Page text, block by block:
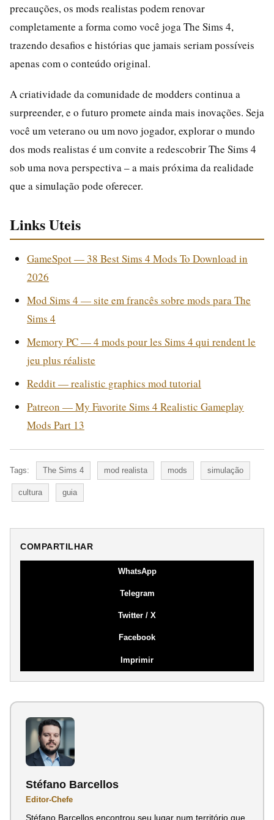
precauções, os mods realistas podem renovar
completamente a forma como você joga The Sims 4,
trazendo desafios e histórias que jamais seriam possíveis
apenas com o conteúdo original.
A criatividade da comunidade de modders continua a
surpreender, e o futuro promete ainda mais inovações. Seja
você um veterano ou um novo jogador, explorar o mundo
dos mods realistas é um convite a redescobrir The Sims 4
sob uma nova perspectiva – a mais próxima da realidade
que a simulação pode oferecer.
Links Uteis
GameSpot — 38 Best Sims 4 Mods To Download in
2026
Mod Sims 4 — site em francês sobre mods para The
Sims 4
Memory PC — 4 mods pour les Sims 4 qui rendent le
jeu plus réaliste
Reddit — realistic graphics mod tutorial
Patreon — My Favorite Sims 4 Realistic Gameplay
Mods Part 13
Tags: The Sims 4 mod realista mods simulação
cultura guia
COMPARTILHAR
WhatsApp
Telegram
Twitter / X
Facebook
Imprimir
Stéfano Barcellos
Editor-Chefe
Stéfano Barcellos encontrou seu lugar num território que